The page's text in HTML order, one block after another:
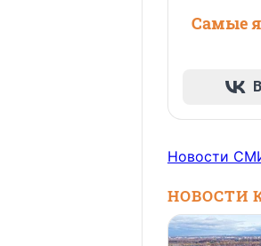
Самые
Новости
НОВОСТИ